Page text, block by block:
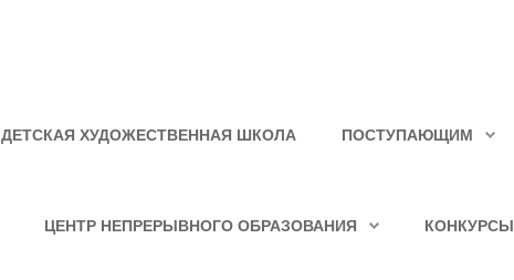
ДЕТСКАЯ ХУДОЖЕСТВЕННАЯ ШКОЛА ПОСТУПАЮЩИМ
ЦЕНТР НЕПРЕРЫВНОГО ОБРАЗОВАНИЯ КОНКУРСЫ